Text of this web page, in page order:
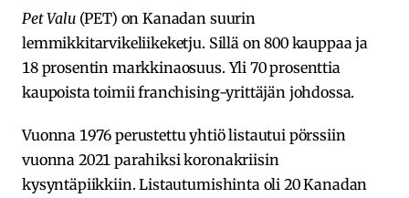
Pet Valu(PET) on Kanadan suurin
lemmikkitarvikeliikeketju. Sillä on 800 kauppaa ja
18 prosentin markkinaosuus. Yli 70 prosenttia
kaupoista toimii franchising-yrittäjän johdossa.
Vuonna 1976 perustettu yhtiö listautui pörssiin
vuonna 2021 parahiksi koronakriisin
kysyntäpiikkiin. Listautumishinta oli 20 Kanadan